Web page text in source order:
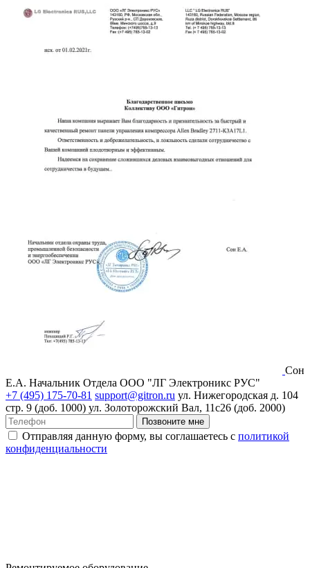
Сон
Е.А. Начальник Отдела ООО "ЛГ Электроникс РУС"
+7 (495) 175-70-81 support@gitron.ru ул. Нижегородская д. 104
стр. 9 (доб. 1000) ул. Золоторожский Вал, 11с26 (доб. 2000)
Позвоните мне
Отправляя данную форму, вы соглашаетесь с политикой
конфиденциальности